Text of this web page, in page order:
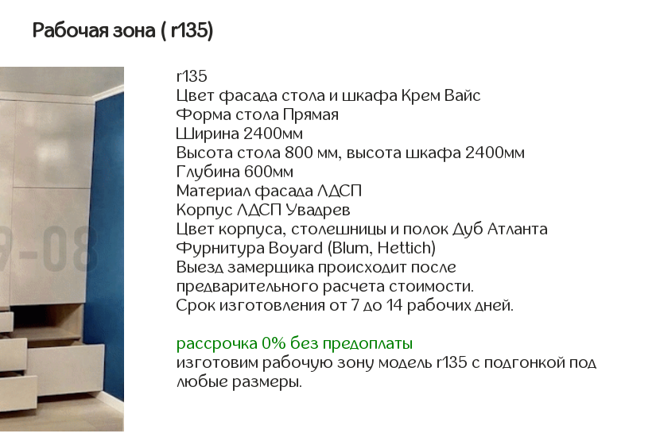
Рабочая зона ( r135)
r135
Цвет фасада стола и шкафа Крем Вайс
Форма стола Прямая
Ширина 2400мм
Высота стола 800 мм, высота шкафа 2400мм
Глубина 600мм
Материал фасада ЛДСП
Корпус ЛДСП Увадрев
Цвет корпуса, столешницы и полок Дуб Атланта
Фурнитура Boyard (Blum, Hettich)
Выезд замерщика происходит после
предварительного расчета стоимости.
Срок изготовления от 7 до 14 рабочих дней.
рассрочка 0% без предоплаты
изготовим рабочую зону модель r135 с подгонкой под
любые размеры.